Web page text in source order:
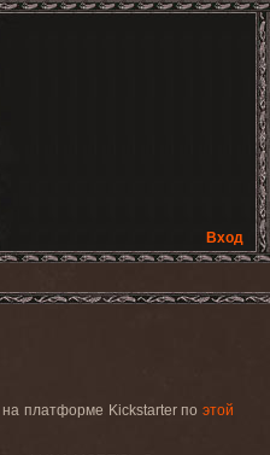
Вход
на платформе Kickstarter по этой